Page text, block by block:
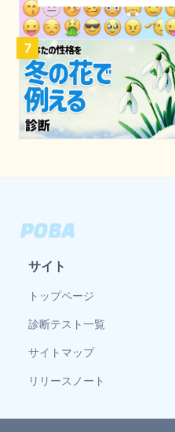
7
サイト
トップページ
診断テスト一覧
サイトマップ
リリースノート